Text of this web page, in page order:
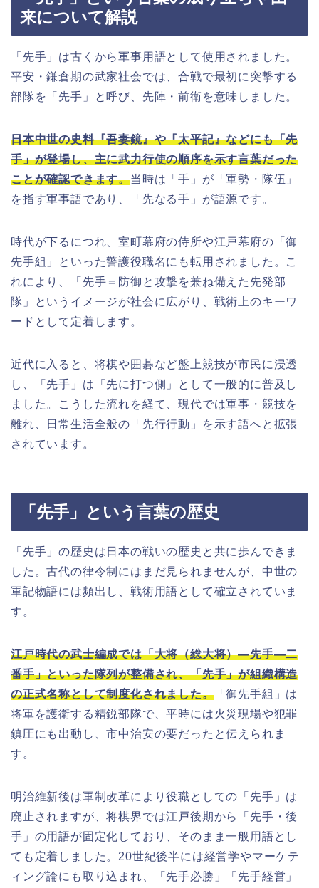
来について解説
「先手」は古くから軍事用語として使用されました。
平安・鎌倉期の武家社会では、合戦で最初に突撃する
部隊を「先手」と呼び、先陣・前衛を意味しました。
日本中世の史料『吾妻鏡』や『太平記』などにも「先
手」が登場し、主に武力行使の順序を示す言葉だった
ことが確認できます。当時は「手」が「軍勢・隊伍」
を指す軍事語であり、「先なる手」が語源です。
時代が下るにつれ、室町幕府の侍所や江戸幕府の「御
先手組」といった警護役職名にも転用されました。こ
れにより、「先手＝防御と攻撃を兼ね備えた先発部
隊」というイメージが社会に広がり、戦術上のキーワ
ードとして定着します。
近代に入ると、将棋や囲碁など盤上競技が市民に浸透
し、「先手」は「先に打つ側」として一般的に普及し
ました。こうした流れを経て、現代では軍事・競技を
離れ、日常生活全般の「先行行動」を示す語へと拡張
されています。
「先手」という言葉の歴史
「先手」の歴史は日本の戦いの歴史と共に歩んできま
した。古代の律令制にはまだ見られませんが、中世の
軍記物語には頻出し、戦術用語として確立されていま
す。
江戸時代の武士編成では「大将（総大将）—先手—二
番手」といった隊列が整備され、「先手」が組織構造
の正式名称として制度化されました。「御先手組」は
将軍を護衛する精鋭部隊で、平時には火災現場や犯罪
鎮圧にも出動し、市中治安の要だったと伝えられま
す。
明治維新後は軍制改革により役職としての「先手」は
廃止されますが、将棋界では江戸後期から「先手・後
手」の用語が固定化しており、そのまま一般用語とし
ても定着しました。20世紀後半には経営学やマーケテ
ィング論にも取り込まれ、「先手必勝」「先手経営」